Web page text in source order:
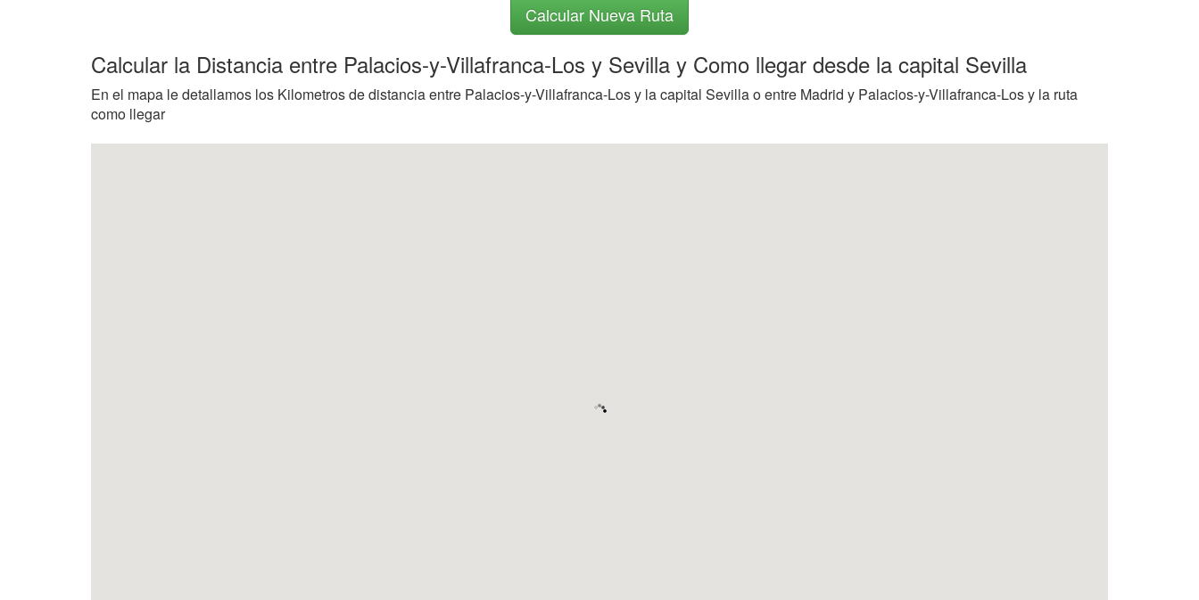
Calcular Nueva Ruta
Calcular la Distancia entre Palacios-y-Villafranca-Los y Sevilla y Como llegar desde la capital Sevilla
En el mapa le detallamos los Kilometros de distancia entre Palacios-y-Villafranca-Los y la capital Sevilla o entre Madrid y Palacios-y-Villafranca-Los y la ruta
como llegar